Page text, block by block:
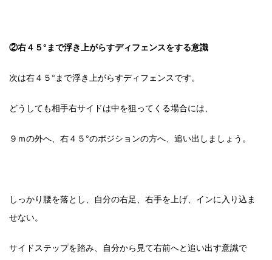
②右４５°まで浮き上がらすディフェンスをする意識
次は右４５°まで浮き上がらすディフェンスです。
どうしても相手右サイドは中を狙ってくる場合には、
９ｍの外へ、右４５°のポジションの方へ、追い出しましょう。
しっかり腰を落とし、自分の右足、右手を上げ、インに入り込ま
せない。
サイドステップを踏み、自分から見て右前へと追い出す意識で